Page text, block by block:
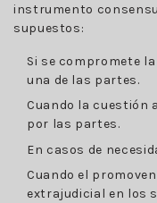
instrumento
supuestos:
Si se compromete
una de las partes.
Cuando la cuestión
por las partes.
En casos de
Cuando el
extrajudicial en los